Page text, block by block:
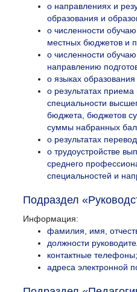
о направлениях и
образования и
о численности
местных бюджетов и
о численности
направлению
о языках
о результатах
специальности
бюджета, бюджетов
суммы набранных
о результатах
о трудоустройстве
среднего
специальностей и
Подраздел
Информация:
фамилия, имя,
должности
контактные телефоны;
адреса электронной